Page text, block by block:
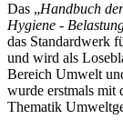
Das „Handbuch
Hygiene -
das Standardwerk
und wird als
Bereich Umwelt
wurde erstmals mit
Thematik